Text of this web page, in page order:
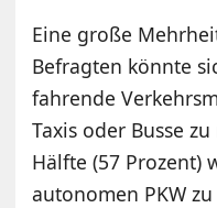
Eine große
Befragten könnte
fahrende
Taxis oder Busse
Hälfte (57 Prozent)
autonomen PKW